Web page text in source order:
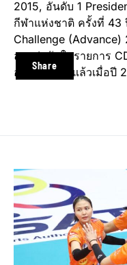
Share
2015, อันดับ 1
กีฬาแห่งชาติ ครั้งที่ 43
Challenge
ลงแข่งขันในรายการ
อันดับ 2 มาแล้วเมื่อปี